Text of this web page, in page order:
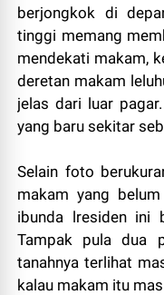
berjongkok di
tinggi memang
mendekati makam,
deretan makam
jelas dari luar
yang baru sekitar
Selain foto
makam yang
ibunda lresiden ini
Tampak pula dua
tanahnya terlihat
kalau makam itu